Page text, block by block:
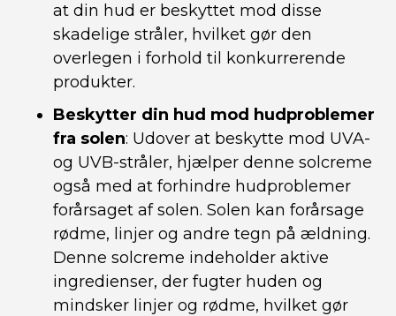
at din hud er beskyttet mod disse
skadelige stråler, hvilket gør den
overlegen i forhold til konkurrerende
produkter.
Beskytter din hud mod hudproblemer
fra solen: Udover at beskytte mod UVA-
og UVB-stråler, hjælper denne solcreme
også med at forhindre hudproblemer
forårsaget af solen. Solen kan forårsage
rødme, linjer og andre tegn på ældning.
Denne solcreme indeholder aktive
ingredienser, der fugter huden og
mindsker linjer og rødme, hvilket gør